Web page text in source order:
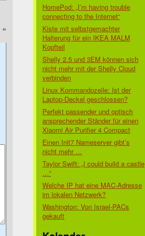
»
HomePod: „I’m having trouble
connecting to the Internet“
Kiste mit selbstgemachter
Halterung für ein IKEA MALM
Kopfteil
Shelly 2.5 und 3EM können sich
nicht mehr mit der Shelly Cloud
verbinden
Linux Kommandozeile: Ist der
Laptop-Deckel geschlossen?
Perfekt passender und optisch
ansprechender Ständer für einen
Xiaomi Air Purifier 4 Compact
Einen Init7 Nameserver gibt’s
nicht mehr …
Taylor Swift: „I could build a castle
…“
Welche IP hat eine MAC-Adresse
im lokalen Netzwerk?
Washington: Von Israel-PACs
gekauft